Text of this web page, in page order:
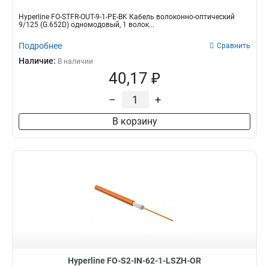
Hyperline FO-STFR-OUT-9-1-PE-BK Кабель волоконно-оптический
9/125 (G.652D) одномодовый, 1 волок...
Подробнее Сравнить
Наличие: В наличии
40,17 ₽
– +
В корзину
Hyperline FO-S2-IN-62-1-LSZH-OR